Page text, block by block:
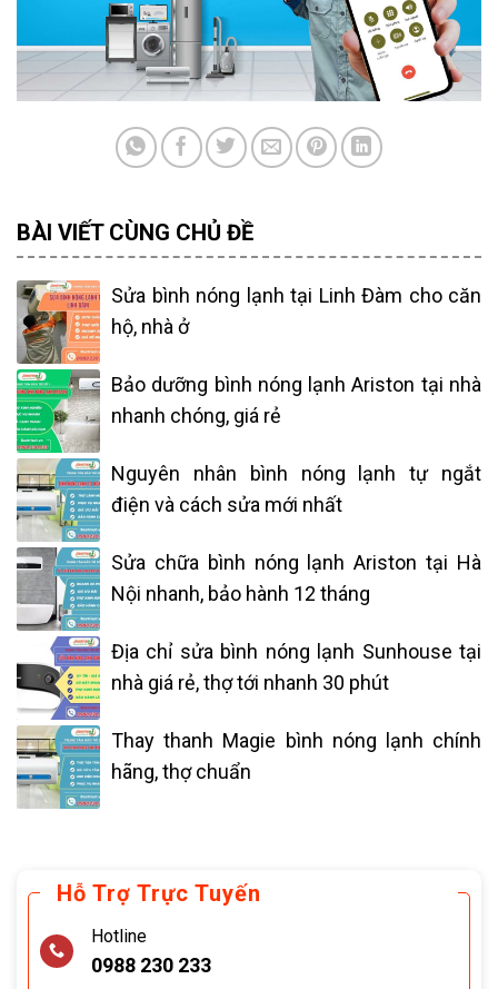
Hỗ Trợ Trực Tuyến
Hotline
0988 230 233
BÀI VIẾT CÙNG CHỦ ĐỀ
Sửa bình nóng lạnh tại Linh Đàm cho căn
hộ, nhà ở
Bảo dưỡng bình nóng lạnh Ariston tại nhà
nhanh chóng, giá rẻ
Nguyên nhân bình nóng lạnh tự ngắt
điện và cách sửa mới nhất
Sửa chữa bình nóng lạnh Ariston tại Hà
Nội nhanh, bảo hành 12 tháng
Địa chỉ sửa bình nóng lạnh Sunhouse tại
nhà giá rẻ, thợ tới nhanh 30 phút
Thay thanh Magie bình nóng lạnh chính
hãng, thợ chuẩn